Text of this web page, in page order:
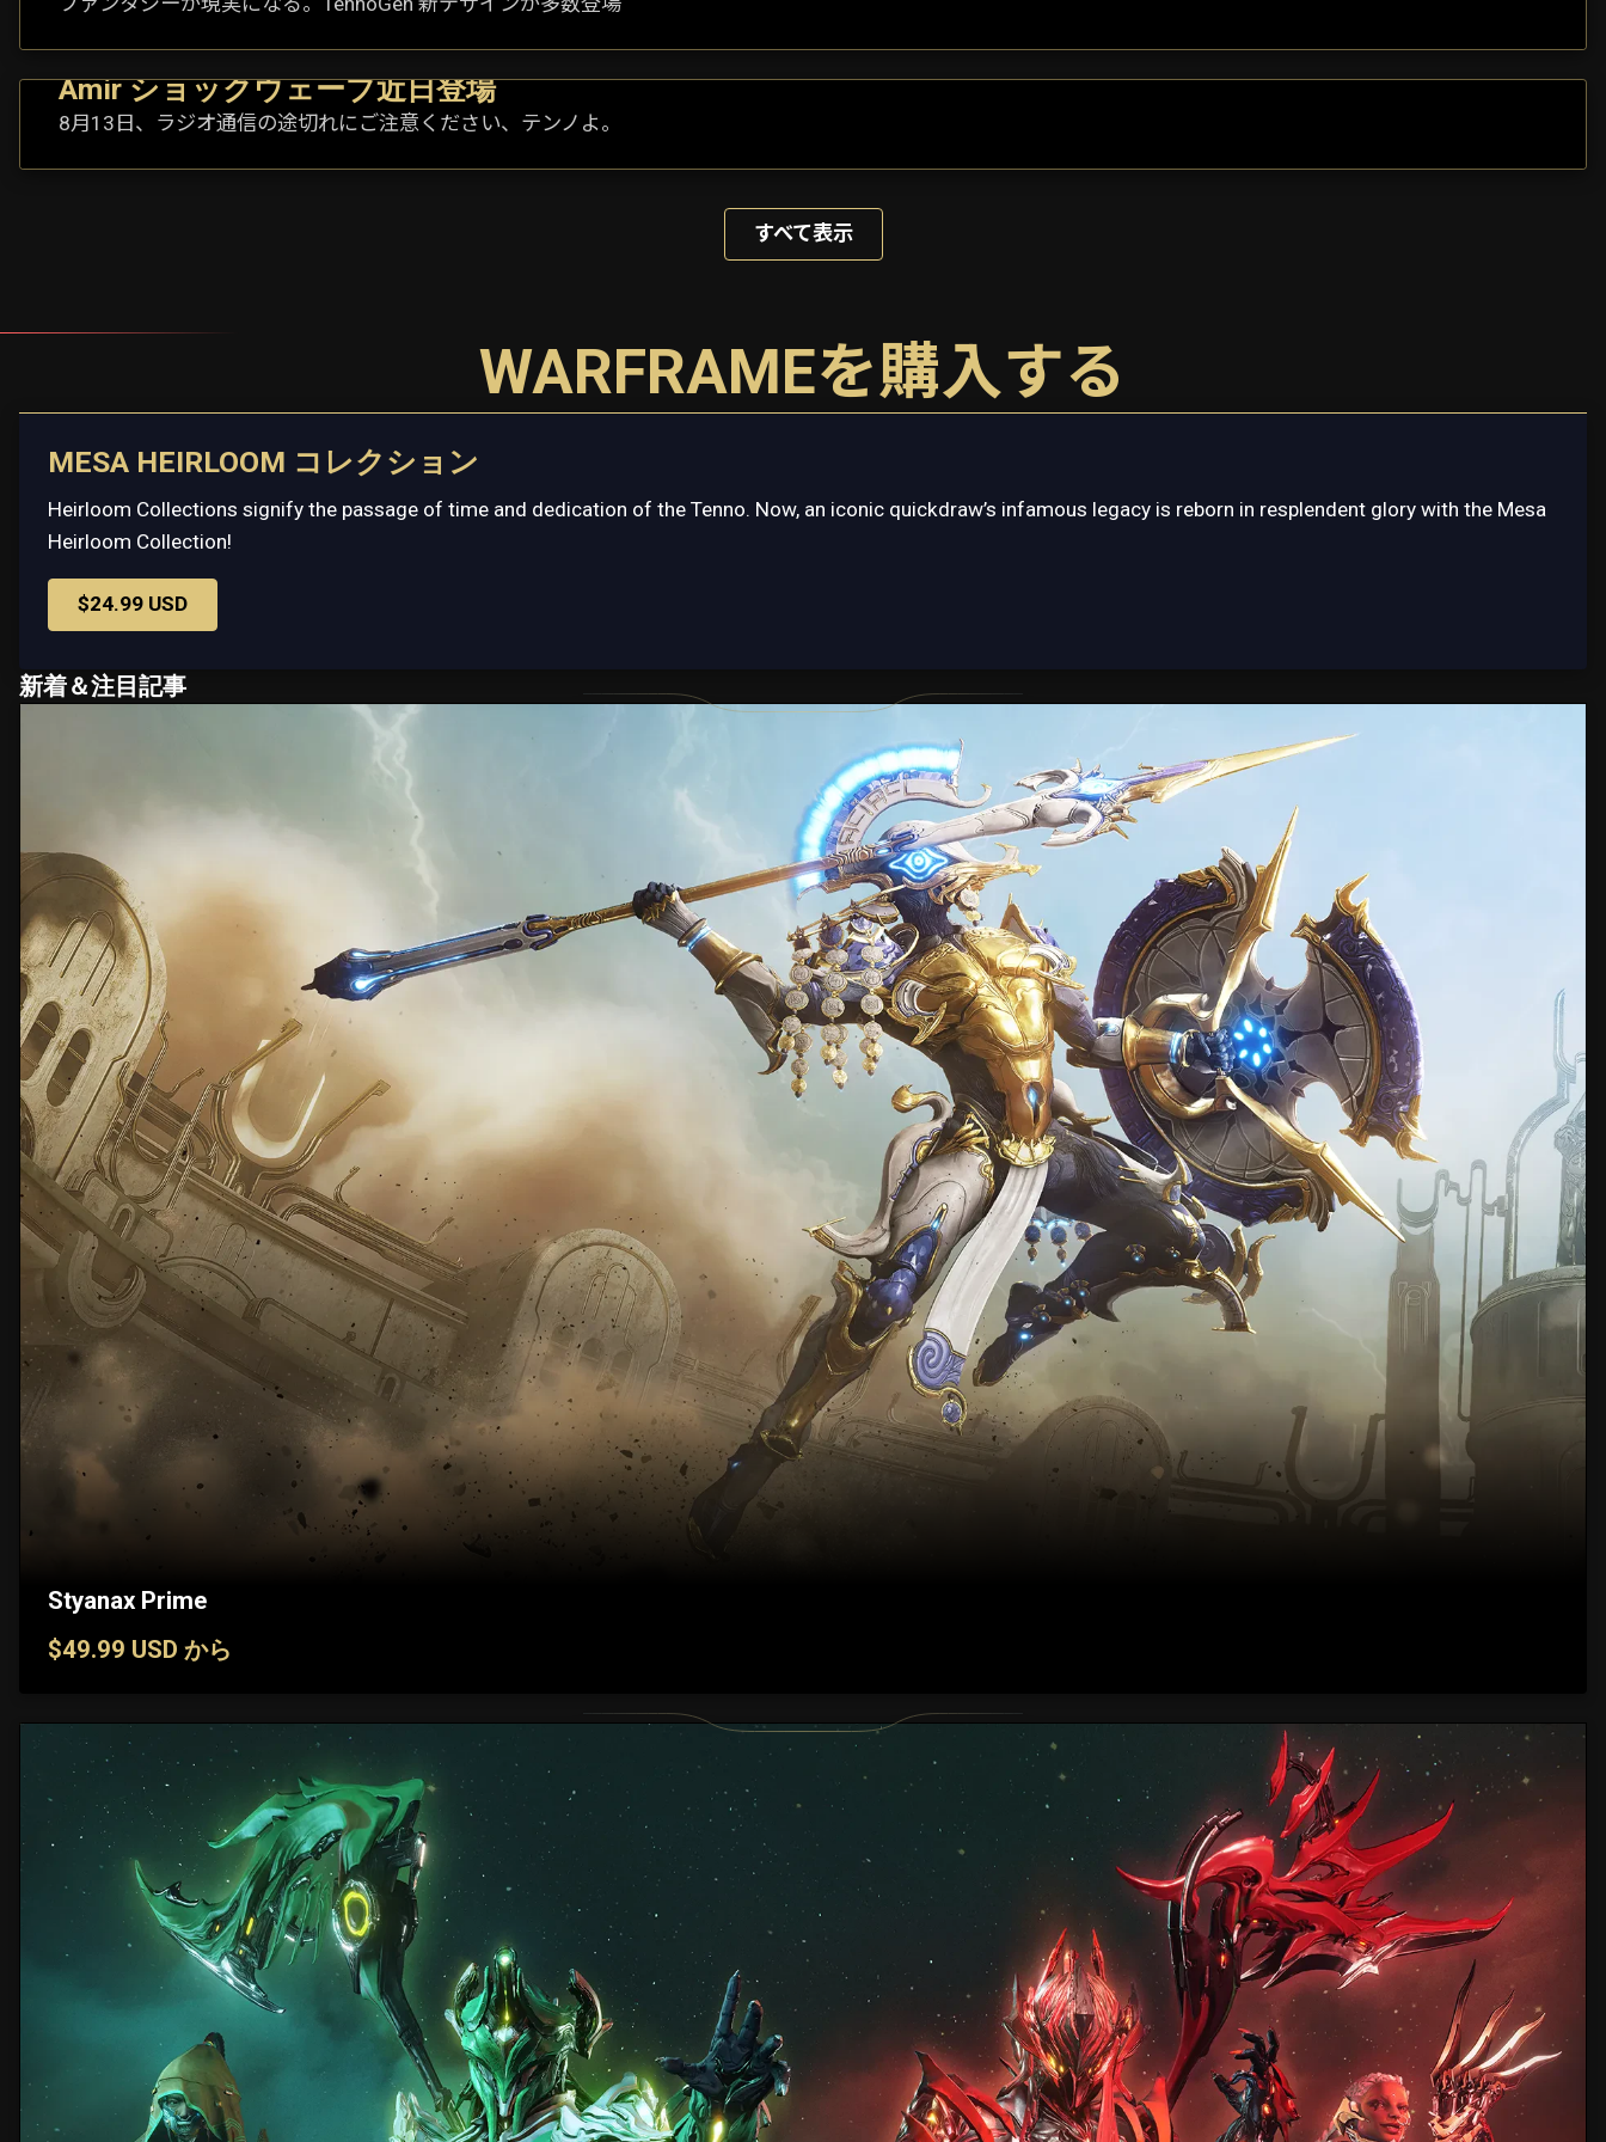
Amir ショックウェーブ近日登場
8月13日、ラジオ通信の途切れにご注意ください、テンノよ。
すべて表示
WARFRAMEを購入する
MESA HEIRLOOM コレクション
Heirloom Collections signify the passage of time and dedication of the Tenno. Now, an iconic quickdraw’s infamous legacy is reborn in resplendent glory with the Mesa
Heirloom Collection!
$24.99 USD
新着＆注目記事
Styanax Prime
$49.99 USD から